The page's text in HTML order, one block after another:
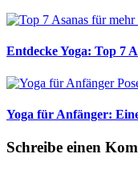
Entdecke Yoga: Top 7
Yoga für Anfänger:
Schreibe einen